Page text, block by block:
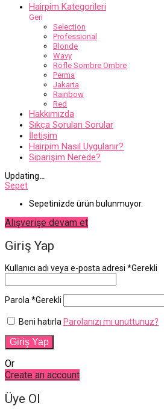
Hairpim Kategorileri
Geri
Selection
Professional
Blonde
Wavy
Röfle Sombre Ombre
Perma
Jakarta
Rainbow
Red
Hakkımızda
Sıkça Sorulan Sorular
İletişim
Hairpim Nasıl Uygulanır?
Siparişim Nerede?
Updating…
Sepet
Sepetinizde ürün bulunmuyor.
Alışverişe devam et
Giriş Yap
Kullanıcı adı veya e-posta adresi *Gerekli
Parola*Gerekli
Beni hatırla Parolanızı mı unuttunuz?
Giriş Yap
Or
Create an account
Üye Ol